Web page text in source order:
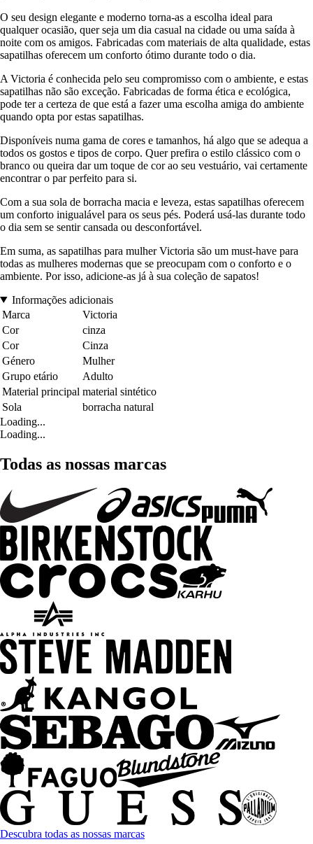
O seu design elegante e moderno torna-as a escolha ideal para
qualquer ocasião, quer seja um dia casual na cidade ou uma saída à
noite com os amigos. Fabricadas com materiais de alta qualidade, estas
sapatilhas oferecem um conforto ótimo durante todo o dia.
A Victoria é conhecida pelo seu compromisso com o ambiente, e estas
sapatilhas não são exceção. Fabricadas de forma ética e ecológica,
pode ter a certeza de que está a fazer uma escolha amiga do ambiente
quando opta por estas sapatilhas.
Disponíveis numa gama de cores e tamanhos, há algo que se adequa a
todos os gostos e tipos de corpo. Quer prefira o estilo clássico com o
branco ou queira dar um toque de cor ao seu vestuário, vai certamente
encontrar o par perfeito para si.
Com a sua sola de borracha macia e leveza, estas sapatilhas oferecem
um conforto inigualável para os seus pés. Poderá usá-las durante todo
o dia sem se sentir cansada ou desconfortável.
Em suma, as sapatilhas para mulher Victoria são um must-have para
todas as mulheres modernas que se preocupam com o conforto e o
ambiente. Por isso, adicione-as já à sua coleção de sapatos!
Informações adicionais
Marca
Victoria
Cor
cinza
Cor
Cinza
Género
Mulher
Grupo etário
Adulto
Material principal material sintético
Sola
borracha natural
Loading...
Loading...
Todas as nossas marcas
Descubra todas as nossas marcas